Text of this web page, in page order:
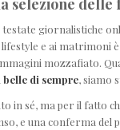
selezione delle
testate giornalistiche
lifestyle e ai
mozzafiato.
di sempre, siamo
in sé, ma per il fatto
e una conferma